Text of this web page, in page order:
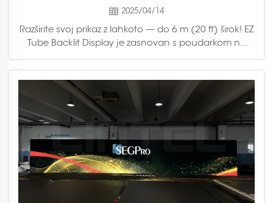
2025/04/14
Razširite svoj prikaz z lahkoto — do 6 m (20 ft) širok! EZ
Tube Backlit Display je zasnovan s poudarkom na
sistemom se lahko ta prikaz razširi na polno...